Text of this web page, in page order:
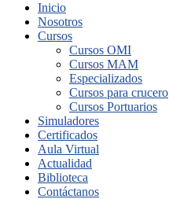
Inicio
Nosotros
Cursos
Cursos OMI
Cursos MAM
Especializados
Cursos para crucero
Cursos Portuarios
Simuladores
Certificados
Aula Virtual
Actualidad
Biblioteca
Contáctanos